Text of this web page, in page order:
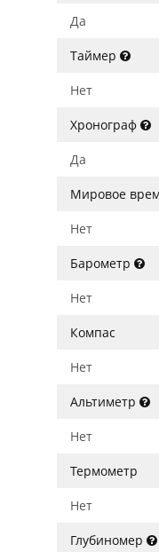
Да
Таймер
Нет
Хронограф
Да
Мировое
Нет
Барометр
Нет
Компас
Нет
Альтиметр
Нет
Термометр
Нет
Глубиномер